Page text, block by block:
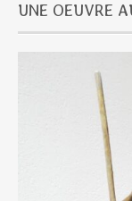
UNE OEUVRE